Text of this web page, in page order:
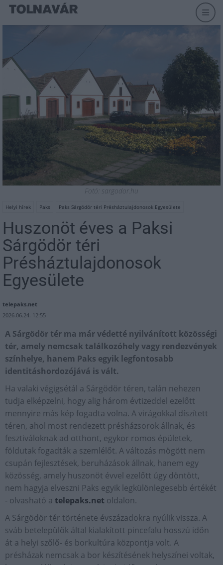
Fotó: sargodor.hu
Helyi hírek Paks Paks Sárgödör téri Présháztulajdonosok Egyesülete
Huszonöt éves a Paksi
Sárgödör téri
Présháztulajdonosok
Egyesülete
telepaks.net
2026.06.24. 12:55
A Sárgödör tér ma már védetté nyilvánított közösségi
tér, amely nemcsak találkozóhely vagy rendezvények
színhelye, hanem Paks egyik legfontosabb
identitáshordozójává is vált.
Ha valaki végigsétál a Sárgödör téren, talán nehezen
tudja elképzelni, hogy alig három évtizeddel ezelőtt
mennyire más kép fogadta volna. A virágokkal díszített
téren, ahol most rendezett présházsorok állnak, és
fesztiváloknak ad otthont, egykor romos épületek,
földutak fogadták a szemlélőt. A változás mögött nem
csupán fejlesztések, beruházások állnak, hanem egy
közösség, amely huszonöt évvel ezelőtt úgy döntött,
nem hagyja elveszni Paks egyik legkülönlegesebb értékét
- olvasható a telepaks.net oldalon.
A Sárgödör tér története évszázadokra nyúlik vissza. A
sváb betelepülők által kialakított pincefalu hosszú időn
át a helyi szőlő- és borkultúra központja volt. A
présházak nemcsak a bor készítésének helyszínei voltak,